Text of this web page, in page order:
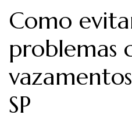
Como
problemas
SP